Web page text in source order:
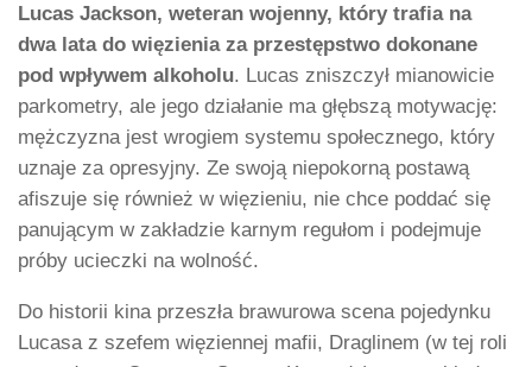
Lucas Jackson, weteran wojenny, który trafia na
dwa lata do więzienia za przestępstwo dokonane
pod wpływem alkoholu. Lucas zniszczył mianowicie
parkometry, ale jego działanie ma głębszą motywację:
mężczyzna jest wrogiem systemu społecznego, który
uznaje za opresyjny. Ze swoją niepokorną postawą
afiszuje się również w więzieniu, nie chce poddać się
panującym w zakładzie karnym regułom i podejmuje
próby ucieczki na wolność.
Do historii kina przeszła brawurowa scena pojedynku
Lucasa z szefem więziennej mafii, Draglinem (w tej roli